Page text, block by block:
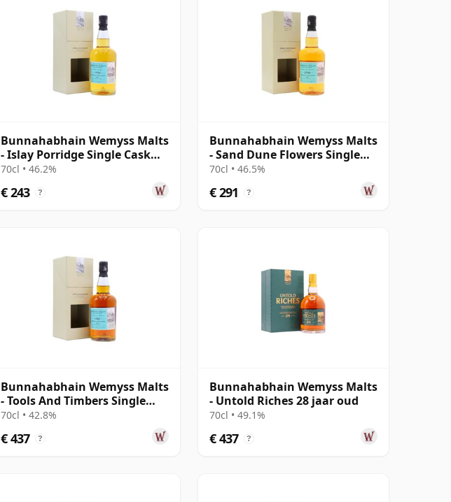
Bunnahabhain Wemyss Malts
- Islay Porridge Single Cask
1990 28 jaar oud
70cl • 46.2%
€ 243 ?
Bunnahabhain Wemyss Malts
- Sand Dune Flowers Single
Cask 1990 28 jaar oud
70cl • 46.5%
€ 291 ?
Bunnahabhain Wemyss Malts
- Tools And Timbers Single
Cask 1987 31 jaar oud
70cl • 42.8%
€ 437 ?
Bunnahabhain Wemyss Malts
- Untold Riches 28 jaar oud
70cl • 49.1%
€ 437 ?